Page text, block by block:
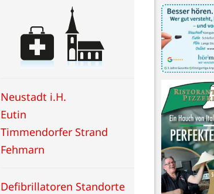
Neustadt i.H.
Eutin
Timmendorfer Strand
Fehmarn
Defibrillatoren Standorte